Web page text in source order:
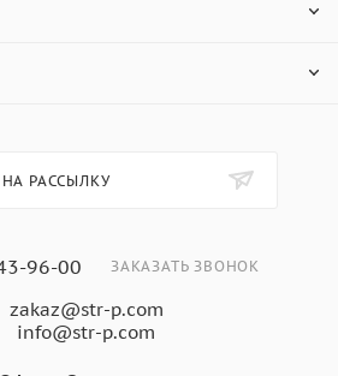
РАССЫЛКУ
96-00 ЗАКАЗАТЬ ЗВОНОК
zakaz@str-p.com
info@str-p.com